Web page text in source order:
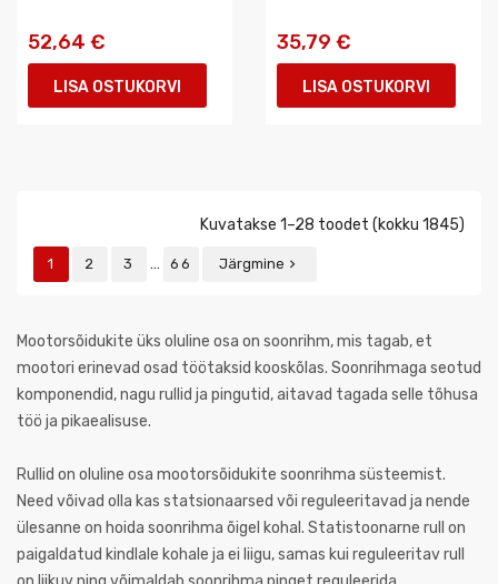
52,64 €
LISA OSTUKORVI
35,79 €
LISA OSTUKORVI
Kuvatakse 1–28 toodet (kokku 1845)
1 2 3 … 66 Järgmine 
Mootorsõidukite üks oluline osa on soonrihm, mis tagab, et
mootori erinevad osad töötaksid kooskõlas. Soonrihmaga seotud
komponendid, nagu rullid ja pingutid, aitavad tagada selle tõhusa
töö ja pikaealisuse.
Rullid on oluline osa mootorsõidukite soonrihma süsteemist.
Need võivad olla kas statsionaarsed või reguleeritavad ja nende
ülesanne on hoida soonrihma õigel kohal. Statistoonarne rull on
paigaldatud kindlale kohale ja ei liigu, samas kui reguleeritav rull